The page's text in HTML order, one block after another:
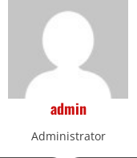
admin
Administrator